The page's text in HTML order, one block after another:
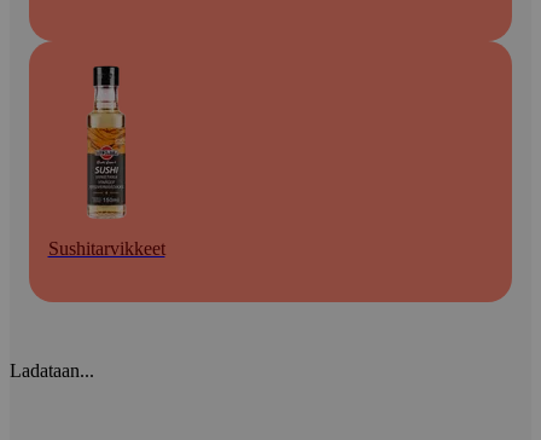
Sushitarvikkeet
Ladataan...